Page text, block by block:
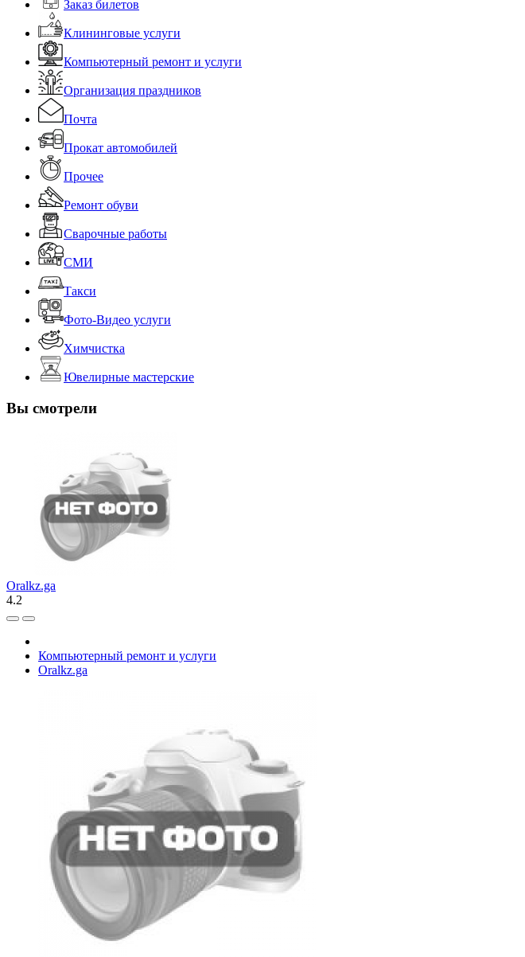
Заказ билетов
Клининговые услуги
Компьютерный ремонт и услуги
Организация праздников
Почта
Прокат автомобилей
Прочее
Ремонт обуви
Сварочные работы
СМИ
Такси
Фото-Видео услуги
Химчистка
Ювелирные мастерские
Вы смотрели
Oralkz.ga
4.2
Компьютерный ремонт и услуги
Oralkz.ga